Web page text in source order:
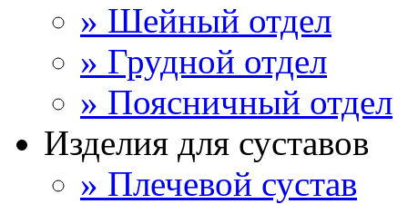
» Шейный отдел
» Грудной отдел
» Поясничный отдел
Изделия для суставов
» Плечевой сустав